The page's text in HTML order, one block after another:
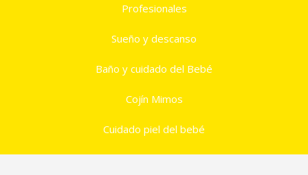
Profesionales
Sueño y descanso
Baño y cuidado del Bebé
Cojín Mimos
Cuidado piel del bebé